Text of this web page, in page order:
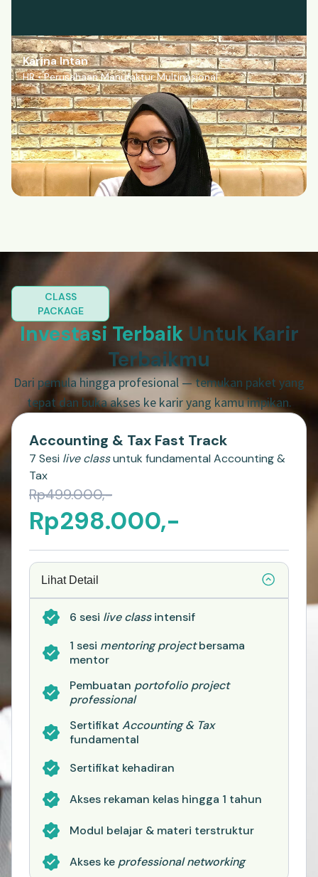
Karina Intan
HR • Perusahaan Manufaktur Multinasional
CLASS
PACKAGE
Investasi TerbaikUntuk Karir
Terbaikmu
Dari pemula hingga profesional — temukan paket yang
tepat dan buka akses ke karir yang kamu impikan.
Accounting & Tax Fast Track
7 Sesi live classuntuk fundamental Accounting &
Tax
Rp499.000,-
Rp298.000,-
Lihat Detail
6 sesi live classintensif
1 sesi mentoring projectbersama
mentor
Pembuatan portofolio project
professional
Sertifikat Accounting & Tax
fundamental
Sertifikat kehadiran
Akses rekaman kelas hingga 1 tahun
Modul belajar & materi terstruktur
Akses ke professional networking